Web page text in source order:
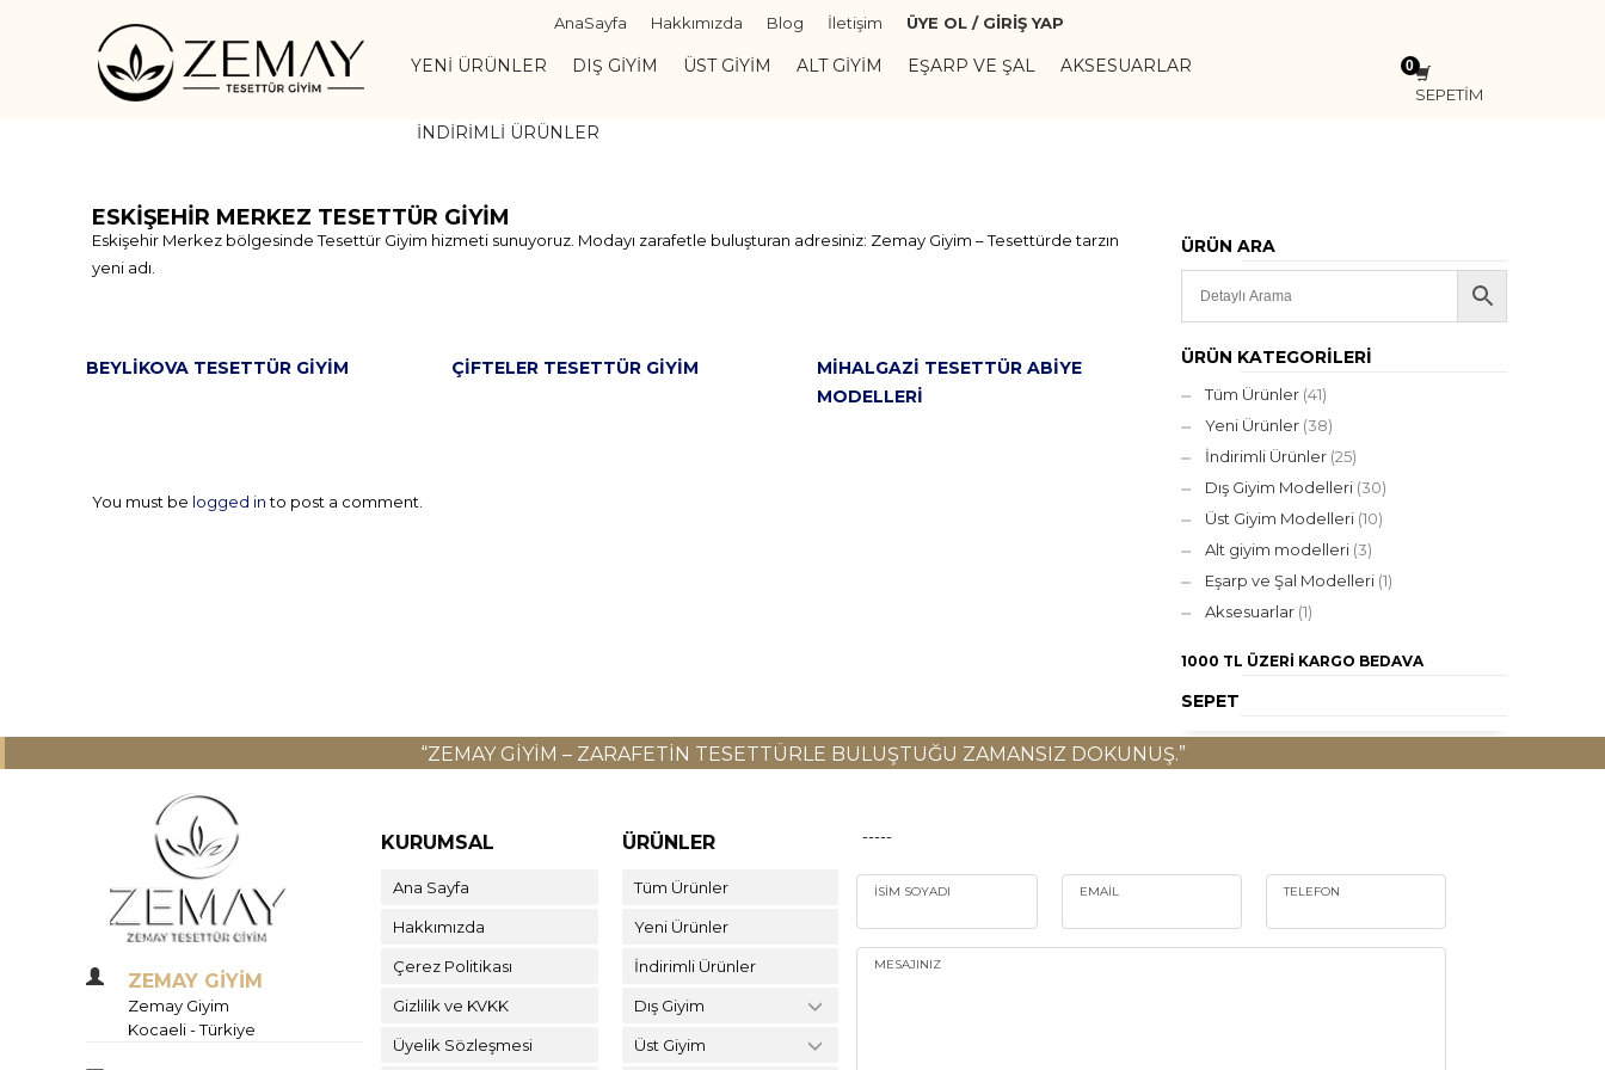
AnaSayfa Hakkımızda Blog İletişim ÜYE OL / GİRİŞ YAP
YENI ÜRÜNLER DIŞ GIYIM ÜST GIYIM ALT GIYIM EŞARP VE ŞAL AKSESUARLAR
İNDIRIMLI ÜRÜNLER
SEPETİM
ESKIŞEHIR MERKEZ TESETTÜR GIYIM
Eskişehir Merkez bölgesinde Tesettür Giyim hizmeti sunuyoruz. Modayı zarafetle buluşturan adresiniz: Zemay Giyim – Tesettürde tarzın
yeni adı.
BEYLIKOVA TESETTÜR GIYIM ÇIFTELER TESETTÜR GIYIM
MIHALGAZI TESETTÜR ABIYE
MODELLERI
You must be logged into post a comment.
ÜRÜN ARA
ÜRÜN KATEGORILERI
Tüm Ürünler (41)
Yeni Ürünler (38)
İndirimli Ürünler (25)
Dış Giyim Modelleri (30)
Üst Giyim Modelleri (10)
Alt giyim modelleri (3)
Eşarp ve Şal Modelleri (1)
Aksesuarlar (1)
1000 TL ÜZERI KARGO BEDAVA
SEPET
“ZEMAY GIYIM – ZARAFETIN TESETTÜRLE BULUŞTUĞU ZAMANSIZ DOKUNUŞ.”
ZEMAY GİYİM
Zemay Giyim
Kocaeli - Türkiye
KURUMSAL
Ana Sayfa
Hakkımızda
Çerez Politikası
Gizlilik ve KVKK
Üyelik Sözleşmesi
ÜRÜNLER
Tüm Ürünler
Yeni Ürünler
İndirimli Ürünler
Dış Giyim
Üst Giyim
-----
İSIM SOYADI EMAIL TELEFON
MESAJINIZ